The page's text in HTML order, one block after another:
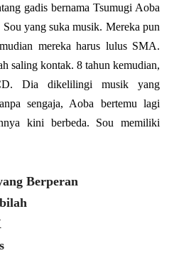
gadis bernama Tsumugi Aoba
yang suka musik. Mereka pun
mereka harus lulus SMA.
saling kontak. 8 tahun kemudian,
Dia dikelilingi musik yang
sengaja, Aoba bertemu lagi
kini berbeda. Sou memiliki
Berperan